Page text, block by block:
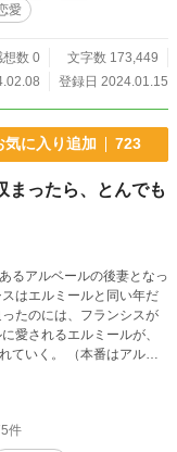
愛
想数 0
文字数 173,449
登録日 2024.01.15
気に入り追加 723
まったら、とんでも
るアルベールの後妻となっ
はエルミールと同い年だ
たのには、フランシスが
番はアルベ
件